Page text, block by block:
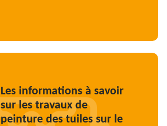
Les informations à savoir
sur les travaux de
peinture des tuiles sur le